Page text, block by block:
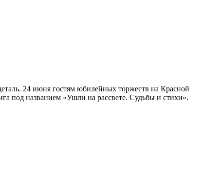
24 июня гостям юбилейных торжеств на Красной
под названием «Ушли на рассвете. Судьбы и стихи».